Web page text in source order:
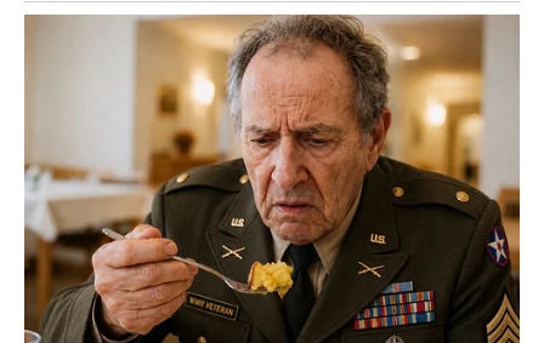
međusobnu bliskost, dok će slobodni Rakovi upoznati
nekoga ko će ih osvojiti iskrenošću i pažnjom.
Najlepše od svega jeste što ovog puta nećete morati da
se borite za ljubav. Ona će dolaziti prirodno, bez pritiska i
bez stalnog dokazivanja.
Finansijska situacija počinje da se
popravlja